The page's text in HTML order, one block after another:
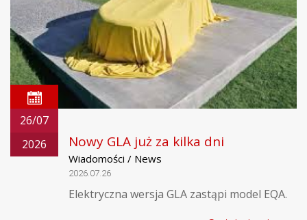
26/07
2026
Nowy GLA już za kilka dni
Wiadomości / News
2026.07.26
Elektryczna wersja GLA zastąpi model EQA.